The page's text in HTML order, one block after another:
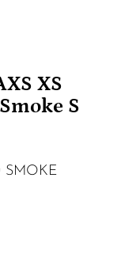
XS
S
SMOKE